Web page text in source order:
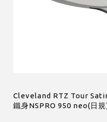
Cleveland RTZ Tour
鐵身NSPRO 950 neo(日